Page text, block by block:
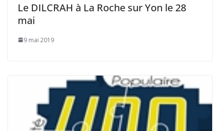
Le DILCRAH à La Roche sur Yon le 28
mai
9 mai 2019